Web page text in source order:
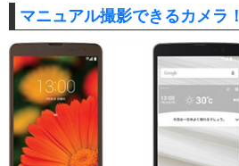
マニュアル撮影できるカメラ！